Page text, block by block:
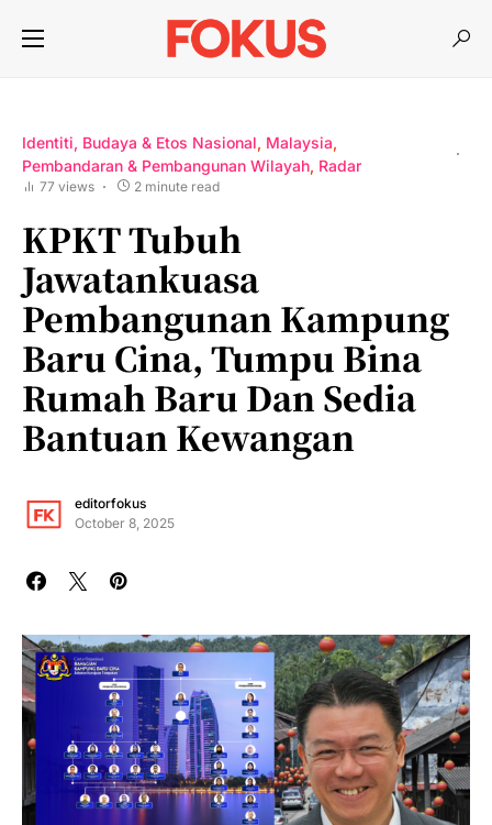
Identiti, Budaya & Etos Nasional Malaysia
Pembandaran & Pembangunan Wilayah Radar
77 views 2 minute read
KPKT Tubuh
Jawatankuasa
Pembangunan Kampung
Baru Cina, Tumpu Bina
Rumah Baru Dan Sedia
Bantuan Kewangan
editorfokus
October 8, 2025